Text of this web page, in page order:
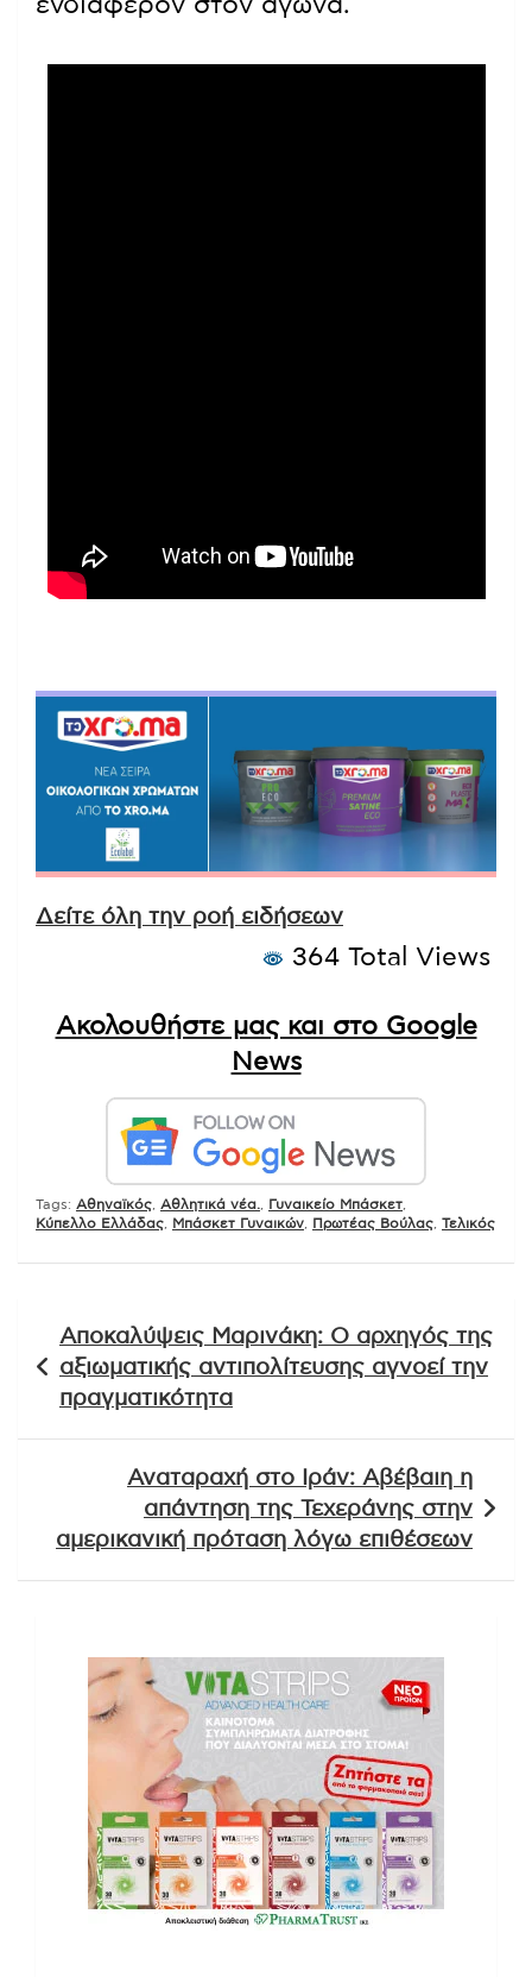
Δείτε όλη την ροή ειδήσεων
364 Total Views
Ακολουθήστε μας και στο Google
News
Tags: Αθηναϊκός Αθλητικά νέα. Γυναικείο Μπάσκετ
Κύπελλο Ελλάδας
Μπάσκετ Γυναικών Πρωτέας Βούλας Τελικός
άρθρων
Αποκαλύψεις Μαρινάκη: Ο αρχηγός της
αξιωματικής αντιπολίτευσης αγνοεί την
πραγματικότητα
Αναταραχή στο Ιράν: Αβέβαιη η
απάντηση της Τεχεράνης στην
αμερικανική πρόταση λόγω επιθέσεων